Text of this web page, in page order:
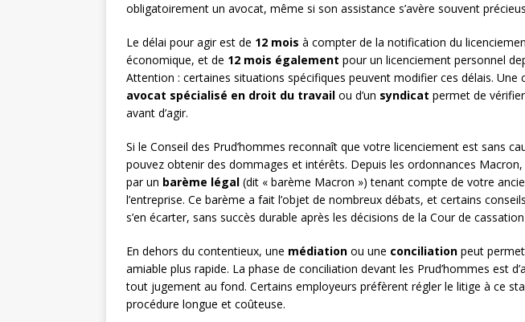
obligatoirement un avocat, même si son assistance s’avère souvent
Le délai pour agir est de 12 mois à compter de la notification du
économique, et de 12 mois également pour un licenciement personnel
Attention : certaines situations spécifiques peuvent modifier ces délais. Une
avocat spécialisé en droit du travail ou d’un syndicat permet de
avant d’agir.
Si le Conseil des Prud’hommes reconnaît que votre licenciement est sans
pouvez obtenir des dommages et intérêts. Depuis les ordonnances
par un barème légal (dit « barème Macron ») tenant compte de votre
l’entreprise. Ce barème a fait l’objet de nombreux débats, et certains
s’en écarter, sans succès durable après les décisions de la Cour de
En dehors du contentieux, une médiation ou une conciliation peut
amiable plus rapide. La phase de conciliation devant les Prud’hommes est
tout jugement au fond. Certains employeurs préfèrent régler le litige à ce
procédure longue et coûteuse.